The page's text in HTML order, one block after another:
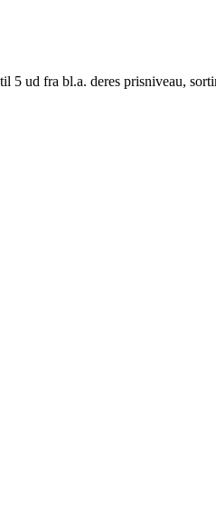
ud fra bl.a. deres prisniveau,